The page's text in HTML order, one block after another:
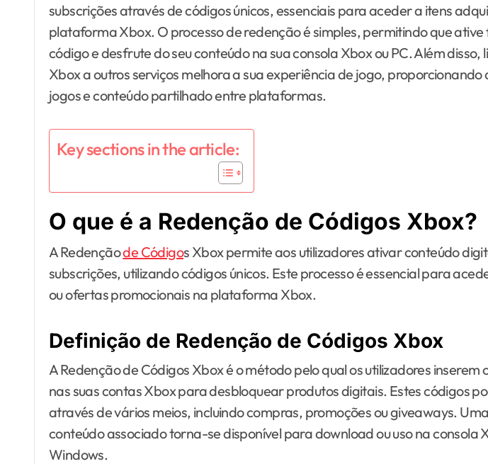
subscrições através de códigos únicos, essenciais para aceder a itens
plataforma Xbox. O processo de redenção é simples, permitindo que ative
código e desfrute do seu conteúdo na sua consola Xbox ou PC. Além disso,
Xbox a outros serviços melhora a sua experiência de jogo, proporcionando
jogos e conteúdo partilhado entre plataformas.
Key sections in the article:
O que é a Redenção de Códigos Xbox?
A Redençãode Códigos Xbox permite aos utilizadores ativar conteúdo
subscrições, utilizando códigos únicos. Este processo é essencial para
ou ofertas promocionais na plataforma Xbox.
Definição de Redenção de Códigos Xbox
A Redenção de Códigos Xbox é o método pelo qual os utilizadores inserem
nas suas contas Xbox para desbloquear produtos digitais. Estes códigos
através de vários meios, incluindo compras, promoções ou giveaways.
conteúdo associado torna-se disponível para download ou uso na consola
Windows.